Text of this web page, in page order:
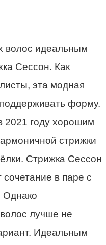
волос идеальным
Сессон. Как
эта модная
форму.
2021 году хорошим
стрижки
Стрижка Сессон
сочетание в паре с
Однако
лучше не
Идеальным